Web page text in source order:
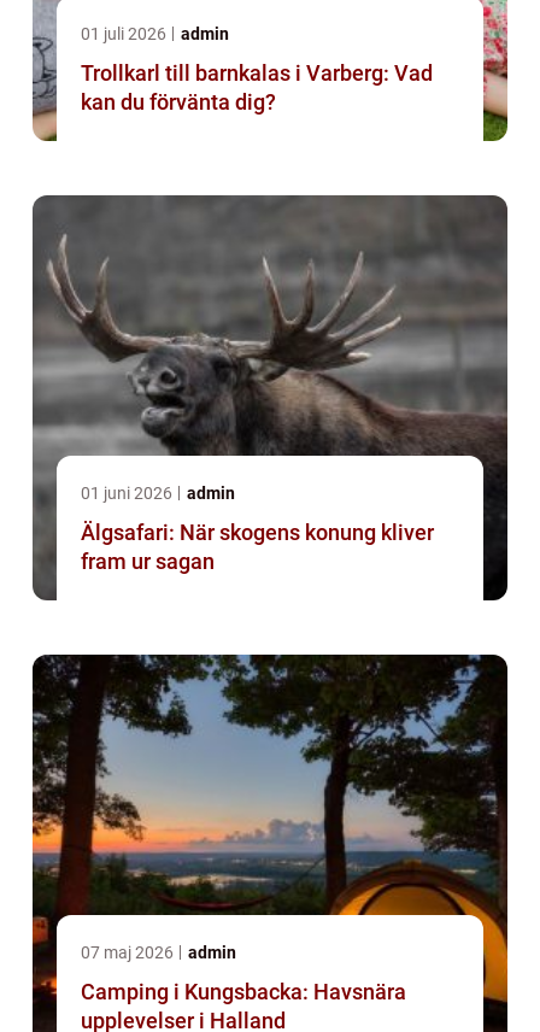
01 juli 2026 admin
Trollkarl till barnkalas i Varberg: Vad
kan du förvänta dig?
01 juni 2026 admin
Älgsafari: När skogens konung kliver
fram ur sagan
07 maj 2026 admin
Camping i Kungsbacka: Havsnära
upplevelser i Halland